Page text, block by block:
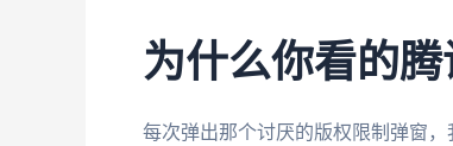
为什么你看的
每次弹出那个讨厌的版权限制弹窗